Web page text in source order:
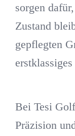
sorgen
Zustand
gepflegten
Bei Tesi
Präzision